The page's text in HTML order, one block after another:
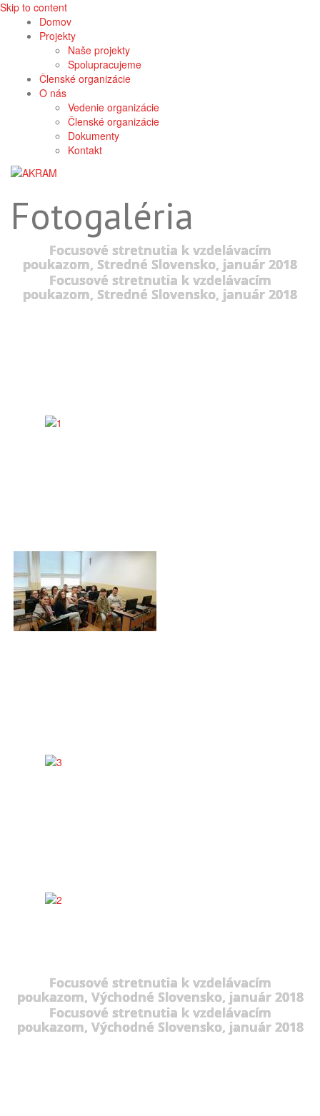
Skip to content
Domov
Projekty
Naše projekty
Spolupracujeme
Členské organizácie
O nás
Vedenie organizácie
Členské organizácie
Dokumenty
Kontakt
Fotogaléria
Focusové stretnutia k vzdelávacím
poukazom, Stredné Slovensko, január 2018
Focusové stretnutia k vzdelávacím
poukazom, Stredné Slovensko, január 2018
Focusové stretnutia k vzdelávacím
poukazom, Východné Slovensko, január 2018
Focusové stretnutia k vzdelávacím
poukazom, Východné Slovensko, január 2018